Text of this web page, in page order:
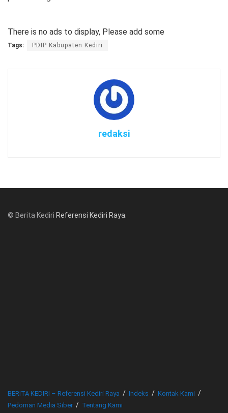
There is no ads to display, Please add some
Tags: PDIP Kabupaten Kediri
redaksi
© Berita Kediri Referensi Kediri Raya
BERITA KEDIRI – Referensi Kediri Raya Indeks
Kontak Kami
Pedoman Media Siber
Tentang Kami